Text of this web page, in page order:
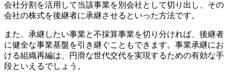
会社分割を活用して当該事業を別会社として切り出し、その
会社の株式を後継者に承継させるといった方法です。
また、承継したい事業と不採算事業を切り分ければ、後継者
に健全な事業基盤を引き継ぐこともできます。事業承継にお
ける組織再編は、円滑な世代交代を実現するための有効な手
段といえるでしょう。